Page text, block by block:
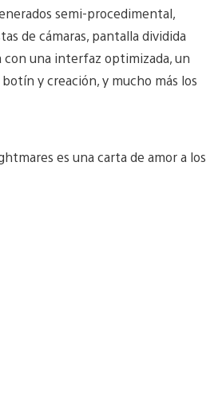
semi-procedimental,
de cámaras, pantalla dividida
con una interfaz optimizada, un
y creación, y mucho más los
es una carta de amor a los